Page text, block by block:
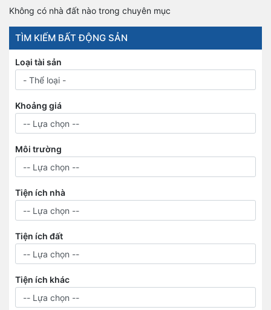
Không có nhà đất nào trong chuyên mục
TÌM KIẾM BẤT ĐỘNG SẢN
Loại tài sản
Khoảng giá
Môi trường
Tiện ích nhà
Tiện ích đất
Tiện ích khác